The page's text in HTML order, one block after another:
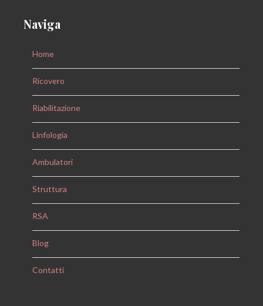
Naviga
Home
Ricovero
Riabilitazione
Linfologia
Ambulatori
Struttura
RSA
Blog
Contatti